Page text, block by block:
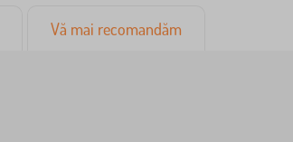
Vă mai recomandăm